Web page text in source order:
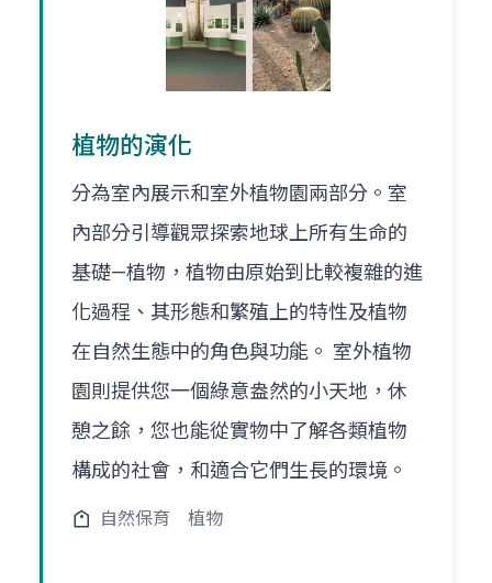
植物的演化
分為室內展示和室外植物園兩部分。室
內部分引導觀眾探索地球上所有生命的
基礎—植物，植物由原始到比較複雜的進
化過程、其形態和繁殖上的特性及植物
在自然生態中的角色與功能。 室外植物
園則提供您一個綠意盎然的小天地，休
憩之餘，您也能從實物中了解各類植物
構成的社會，和適合它們生長的環境。
自然保育 植物